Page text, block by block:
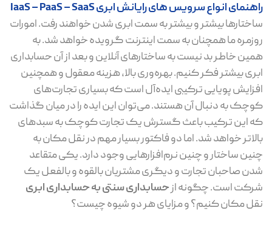
راهنمای انواع سرویس‌ های رایانش ابری IaaS – PaaS – SaaS
ساختارها بیشتر و بیشتر به سمت ابری شدن خواهند رفت. امورات
روزمره ما همچنان به سمت اینترنت گرویده خواهد شد. به
همین خاطر بد نیست به ساختارهای آنلاین و بعد از آن حسابداری
ابری بیشتر فکر کنیم. بهره‌وری بالا،‌ هزینه معقول و همچنین
افزایش پویایی ترکیبی ایده‌آل است که بسیاری تجارت‌های
کوچک به دنبال آن هستند. می‌توان این ایده را در میان گذاشت
که این ترکیب باعث گسترش یک تجارت کوچک به سبدهای
بالاتر خواهد شد. اما دو فاکتور بسیار مهم در نقل مکان به
چنین ساختار و چنین نرم‌افزارهایی وجود دارد. یکی متقاعد
شدن صاحبان تجارت و دیگری مشتریان بالقوه و بالفعل یک
شرکت است. چگونه ازحسابداری سنتی به حسابداری ابری
نقل مکان کنیم؟ و مزایای هر دو شیوه چیست؟